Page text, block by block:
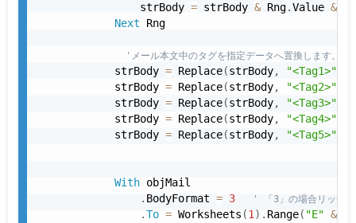
                strBody
= strBody & Rng.Value &
Next Rng
'メール本文中のタグを指定データへ置換します。
            strBody
= Replace(strBody, "<Tag1>"
            strBody
= Replace(strBody, "<Tag2>"
            strBody
= Replace(strBody, "<Tag3>"
            strBody
= Replace(strBody, "<Tag4>"
            strBody
= Replace(strBody, "<Tag5>"
With objMail
. BodyFormat = 3 ' 「3」の場合リッチテ
.To = Worksheets (1) . Range( "E" &